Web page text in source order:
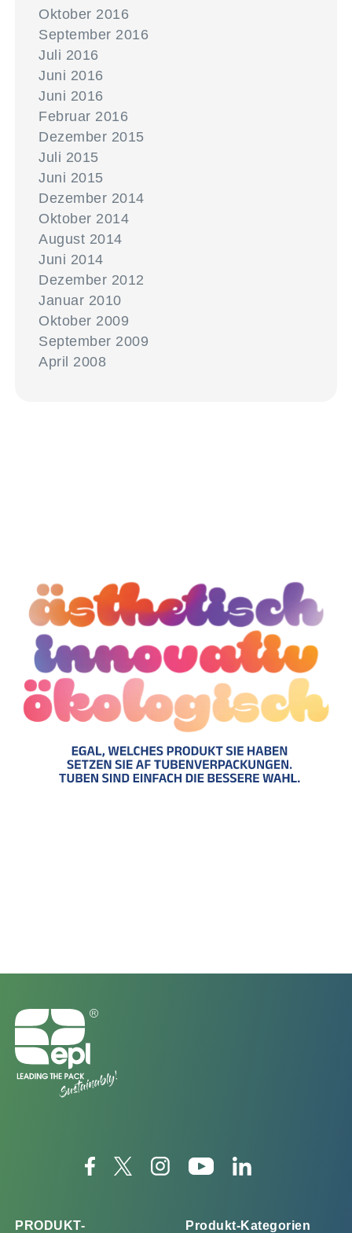
Oktober 2016
September 2016
Juli 2016
Juni 2016
Juni 2016
Februar 2016
Dezember 2015
Juli 2015
Juni 2015
Dezember 2014
Oktober 2014
August 2014
Juni 2014
Dezember 2012
Januar 2010
Oktober 2009
September 2009
April 2008
PRODUKT-
Produkt-Kategorien